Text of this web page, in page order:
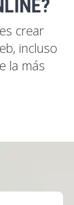
crear
incluso
la más